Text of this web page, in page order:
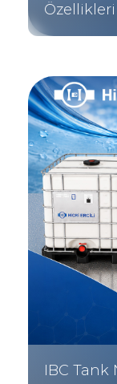
IBC Tank